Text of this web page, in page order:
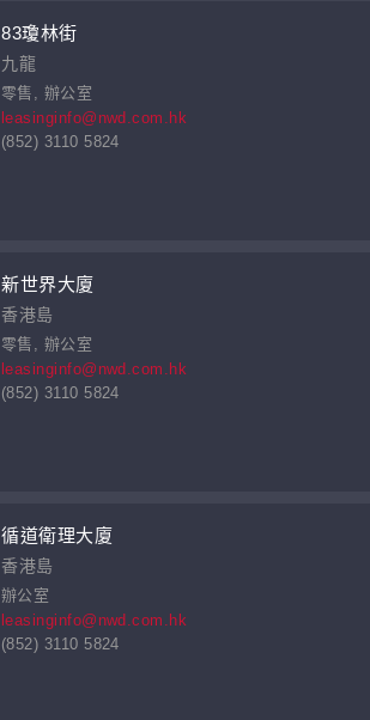
83瓊林街
九龍
零售, 辦公室
leasinginfo@nwd.com.hk
(852) 3110 5824
新世界大廈
香港島
零售, 辦公室
leasinginfo@nwd.com.hk
(852) 3110 5824
循道衛理大廈
香港島
辦公室
leasinginfo@nwd.com.hk
(852) 3110 5824